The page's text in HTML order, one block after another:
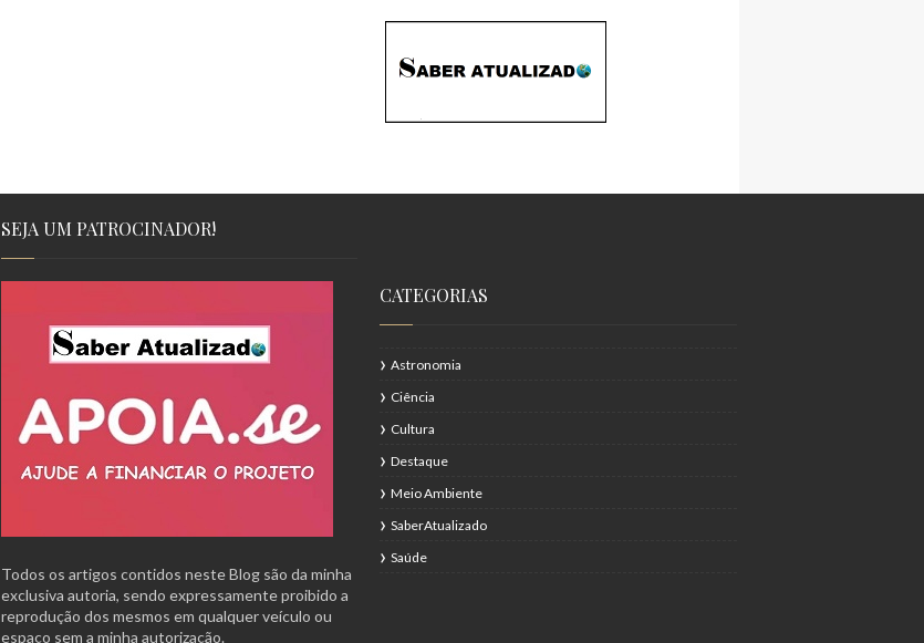
SEJA UM PATROCINADOR!
Todos os artigos contidos neste Blog são da minha
exclusiva autoria, sendo expressamente proibido a
reprodução dos mesmos em qualquer veículo ou
espaço sem a minha autorização.
CATEGORIAS
Astronomia
Ciência
Cultura
Destaque
Meio Ambiente
SaberAtualizado
Saúde